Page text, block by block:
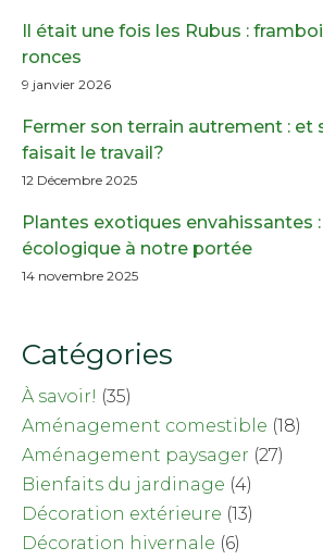
Il était une fois les Rubus :
ronces
9 janvier 2026
Fermer son terrain autrement : et
faisait le travail?
12 Décembre 2025
Plantes exotiques envahissantes
écologique à notre portée
14 novembre 2025
Catégories
À savoir! (35)
Aménagement comestible (18)
Aménagement paysager (27)
Bienfaits du jardinage (4)
Décoration extérieure (13)
Décoration hivernale (6)